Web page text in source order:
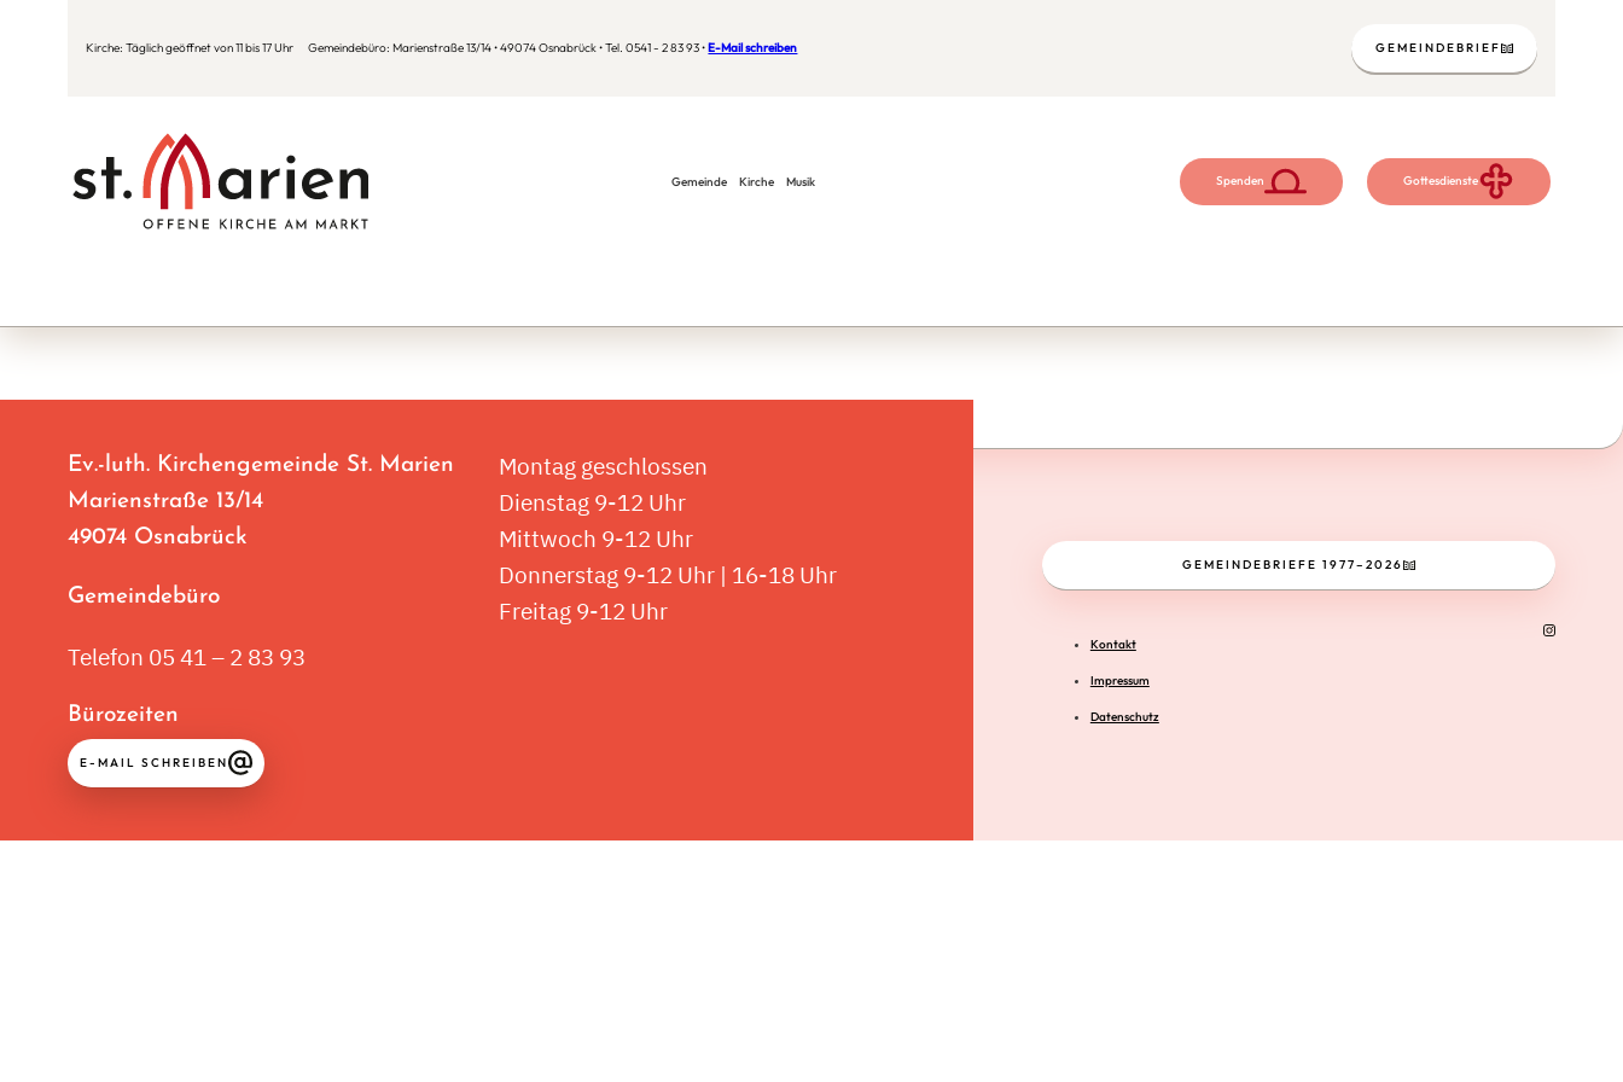
Kirche: Täglich geöffnet von 11 bis 17 Uhr Gemeindebüro: Marienstraße 13/14 • 49074 Osnabrück • Tel. 0541 - 2 83 93 •E-Mail schreiben GEMEINDEBRIEF
Spenden Gottesdienste
Gemeinde Kirche Musik
Ev.-luth. Kirchengemeinde St. Marien
Marienstraße 13/14
49074 Osnabrück
Gemeindebüro
Telefon 05 41 – 2 83 93
Bürozeiten
Montag geschlossen
Dienstag 9-12 Uhr
Mittwoch 9-12 Uhr
Donnerstag 9-12 Uhr | 16-18 Uhr
Freitag 9-12 Uhr
E-MAIL SCHREIBEN
GEMEINDEBRIEFE 1977–2026
Kontakt
Impressum
Datenschutz